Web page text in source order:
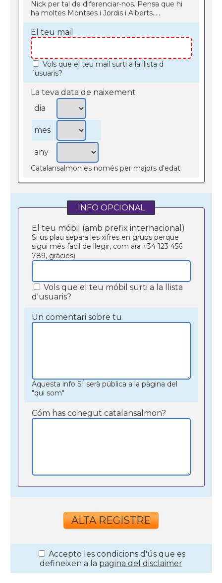
Nick per tal de diferenciar-nos. Pensa que hi
ha moltes Montses i Jordis i Alberts.....
El teu mail
Vols que el teu mail surti a la llista d
´usuaris?
La teva data de naixement
dia
mes
any
Catalansalmon es només per majors d'edat
INFO OPCIONAL
El teu móbil (amb prefix internacional)
Si us plau separa les xifres en grups perque
sigui més facil de llegir, com ara +34 123 456
789, gràcies)
d'usuaris?
Un comentari sobre tu
Aquesta info SÍ serà pública a la pàgina del
"qui som"
Cóm has conegut catalansalmon?
Accepto les condicions d'ús que es
defineixen a la pagina del disclaimer